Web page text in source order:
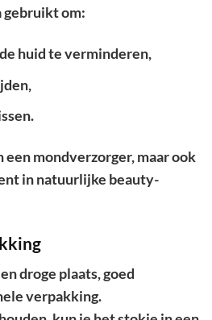
om:
huid te verminderen,
een mondverzorger, maar ook
in natuurlijke beauty-
droge plaats, goed
verpakking.